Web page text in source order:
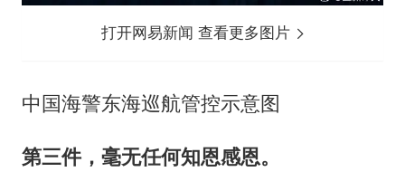
打开网易新闻 查看更多图片
中国海警东海巡航管控示意图
第三件，毫无任何知恩感恩。